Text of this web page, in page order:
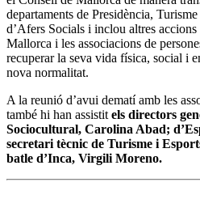
departaments de Presidència,
d’Afers Socials i inclou altres
Mallorca i les associacions de
recuperar la seva vida física, social i
nova normalitat.
A la reunió d’avui dematí amb les
també hi han assistit els directors
Sociocultural, Carolina Abad;
secretari tècnic de Turisme i
batle d’Inca, Virgili Moreno.